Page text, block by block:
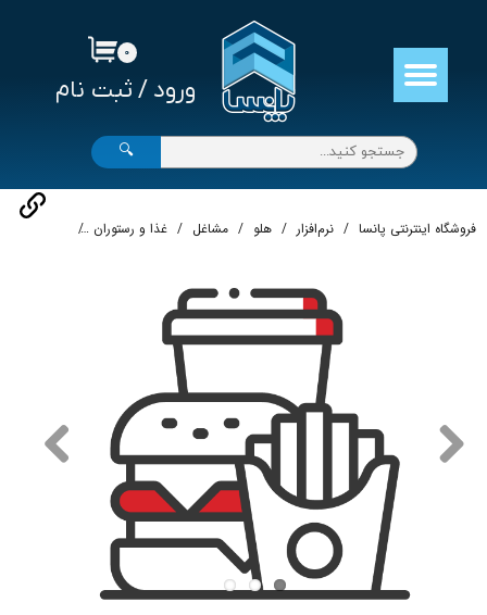
ورود / ثبت نام
حساب کاربری من
تغییر گذر واژه
سفارشات
خروج از حساب کاربری
۰
🔍
فروشگاه اینترنتی پانسا نرم‌افزار هلو مشاغل غذا و رستوران